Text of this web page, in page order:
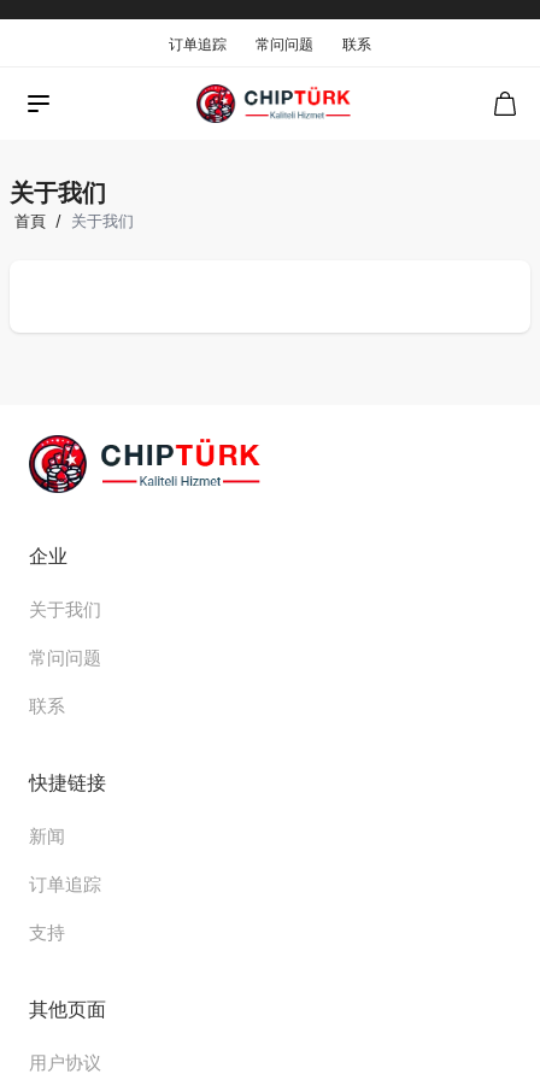
订单追踪 常问问题 联系
关于我们
首頁 / 关于我们
企业
关于我们
常问问题
联系
快捷链接
新闻
订单追踪
支持
其他页面
用户协议